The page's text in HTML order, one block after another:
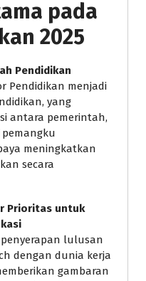
pada
2025
Pendidikan
Pendidikan menjadi
yang
antara pemerintah,
meningkatkan
secara
Prioritas untuk
lulusan
dengan dunia kerja
gambaran